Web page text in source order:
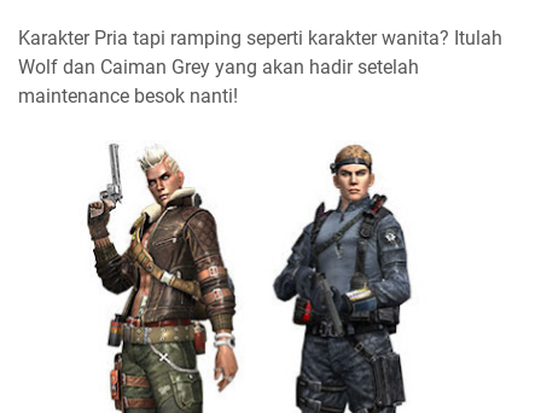
Karakter Pria tapi ramping seperti karakter wanita? Itulah
Wolf dan Caiman Grey yang akan hadir setelah
maintenance besok nanti!